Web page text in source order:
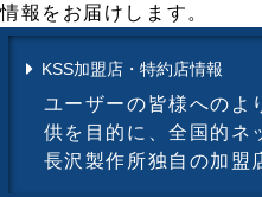
情報をお届けします。
KSS加盟店・特約店情報
ユーザーの皆様へのよ
供を目的に、全国的ネ
長沢製作所独自の加盟